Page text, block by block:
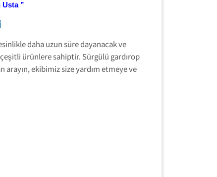
Usta”
daha uzun süre dayanacak ve
ürünlere sahiptir. Sürgülü gardırop
arayın, ekibimiz size yardım etmeye ve